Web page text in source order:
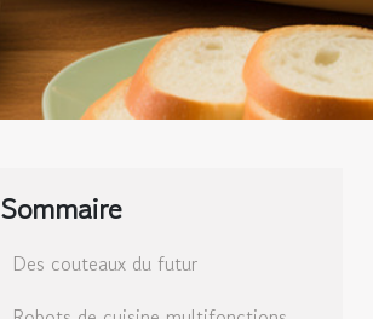
Sommaire
Des couteaux du futur